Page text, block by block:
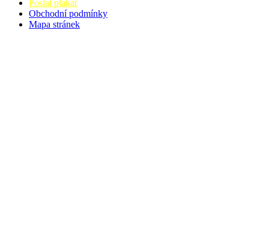
Poslat plakát
Obchodní podmínky
Mapa stránek